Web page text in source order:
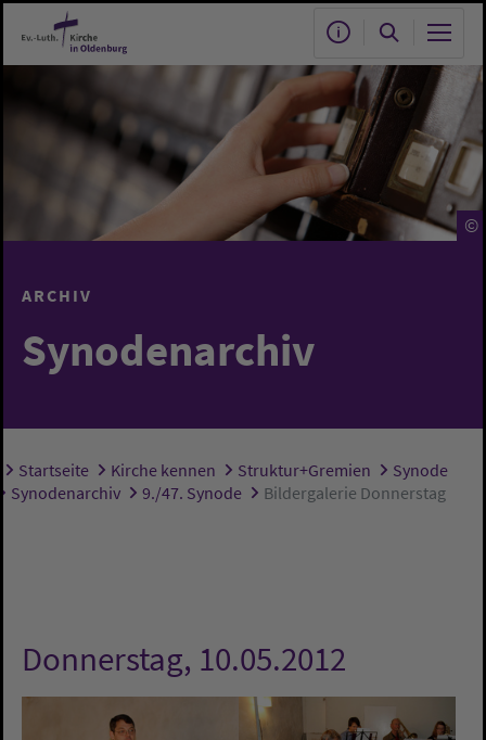
Zum Hauptinhalt springen
©
ARCHIV
Synodenarchiv
Sie sind hier:
Startseite Kirche kennen Struktur+Gremien
Synode
Synodenarchiv
9./47. Synode Bildergalerie Donnerstag
Donnerstag, 10.05.2012